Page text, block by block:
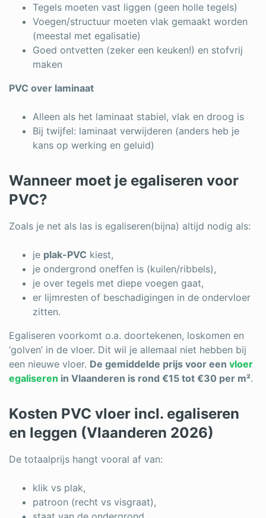
Tegels moeten vast liggen (geen holle tegels)
Voegen/structuur moeten vlak gemaakt worden
(meestal met egalisatie)
Goed ontvetten (zeker een keuken!) en stofvrij
maken
PVC over laminaat
Alleen als het laminaat stabiel, vlak en droog is
Bij twijfel: laminaat verwijderen (anders heb je
kans op werking en geluid)
Wanneer moet je egaliseren voor
PVC?
Zoals je net als las is egaliseren(bijna) altijd nodig als:
je plak-PVC kiest,
je ondergrond oneffen is (kuilen/ribbels),
je over tegels met diepe voegen gaat,
er lijmresten of beschadigingen in de ondervloer
zitten.
Egaliseren voorkomt o.a. doortekenen, loskomen en
‘golven’ in de vloer. Dit wil je allemaal niet hebben bij
een nieuwe vloer. De gemiddelde prijs voor een vloer
egaliseren in Vlaanderen is rond €15 tot €30 per m².
Kosten PVC vloer incl. egaliseren
en leggen (Vlaanderen 2026)
De totaalprijs hangt vooral af van:
klik vs plak,
patroon (recht vs visgraat),